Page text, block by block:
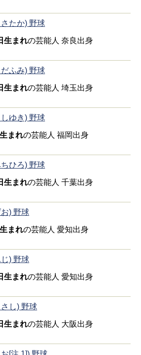
たか) 野球
生まれの芸能人 奈良出身
ふみ) 野球
生まれの芸能人 埼玉出身
ゆき) 野球
まれの芸能人 福岡出身
ひろ) 野球
生まれの芸能人 千葉出身
) 野球
まれの芸能人 愛知出身
) 野球
生まれの芸能人 愛知出身
し) 野球
生まれの芸能人 大阪出身